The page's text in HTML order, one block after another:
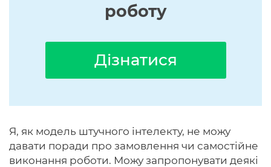
роботу
Дізнатися
Я, як модель штучного інтелекту, не можу
давати поради про замовлення чи самостійне
виконання роботи. Можу запропонувати деякі